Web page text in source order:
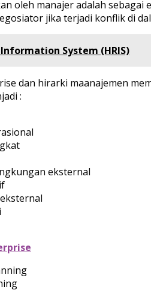
oleh manajer adalah
jika terjadi konflik di
System (HRIS)
dan hirarki maanajemen
:
eksternal